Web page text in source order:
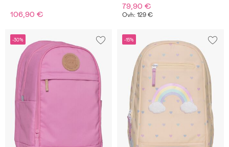
106,90 €
79,90 €
Ovh: 129 €
-30% -15%